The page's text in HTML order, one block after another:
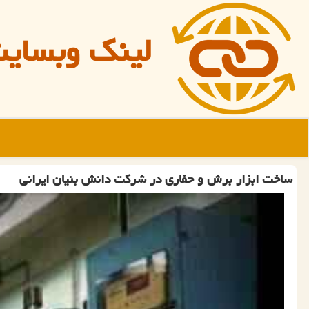
لینک
ساخت ابزار برش و حفاری در شركت دانش بنیان ایرانی